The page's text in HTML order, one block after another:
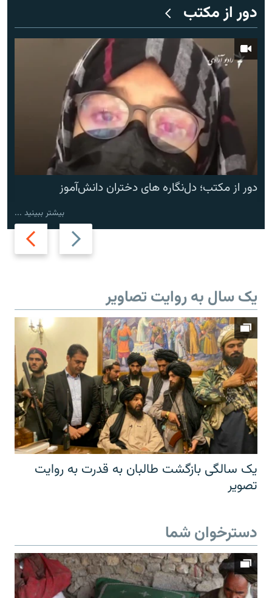
دور از مکتب
Previous
slide
Next
slide
دور از مکتب؛ دل‌نگاره های دختران دانش‌آموز
بیشتر ببینید ...
یک سال به روایت تصاویر
یک سالگی بازگشت طالبان به قدرت به روایت
تصویر
دسترخوان شما